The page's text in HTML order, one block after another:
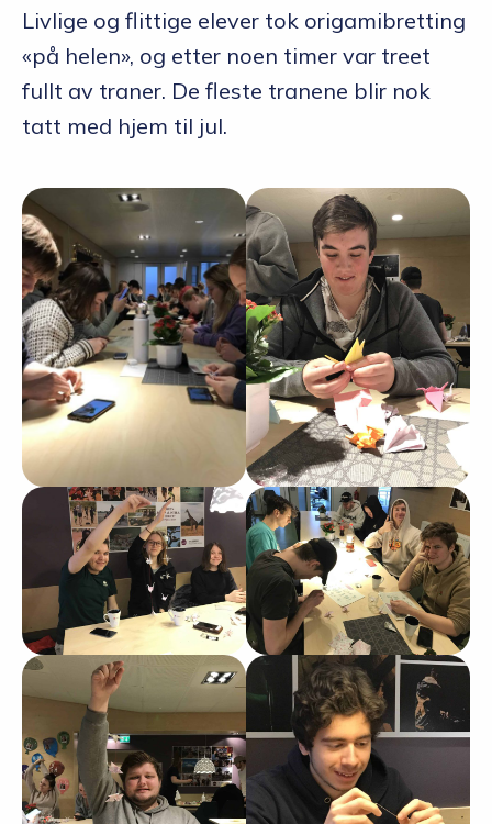
Livlige og flittige elever tok origamibretting
«på helen», og etter noen timer var treet
fullt av traner. De fleste tranene blir nok
tatt med hjem til jul.